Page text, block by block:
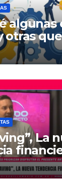
algunas
otras
en el
La
Z